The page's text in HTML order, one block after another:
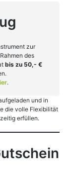
zur
des
bis zu 50,- €
.
und in
die volle Flexibilität
erfüllen.